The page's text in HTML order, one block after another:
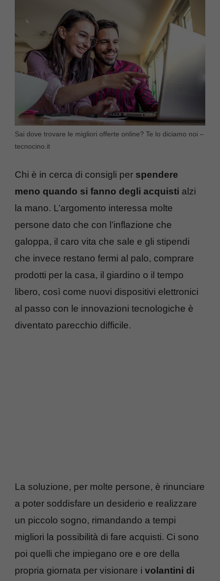
Sai dove trovare le migliori offerte online? Te lo diciamo noi –
tecnocino.it
Chi è in cerca di consigli per spendere
meno quando si fanno degli acquisti alzi
la mano. L’argomento interessa molte
persone dato che con l’inflazione che
galoppa, il caro vita che sale e gli stipendi
che invece restano fermi al palo, comprare
prodotti per la casa, il giardino o il tempo
libero, così come nuovi dispositivi elettronici
al passo con le innovazioni tecnologiche è
diventato parecchio difficile.
La soluzione, per molte persone, è rinunciare
a poter soddisfare un desiderio e realizzare
un piccolo sogno, rimandando a tempi
migliori la possibilità di fare acquisti. Ci sono
poi quelli che impiegano ore e ore della
propria giornata per visionare i volantini di